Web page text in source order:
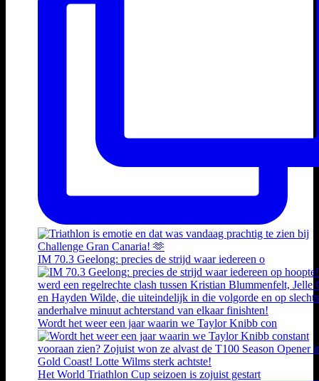
IM 70.3 Geelong: precies de strijd waar iedereen o
Wordt het weer een jaar waarin we Taylor Knibb con
Het World Triathlon Cup seizoen is zojuist gestart